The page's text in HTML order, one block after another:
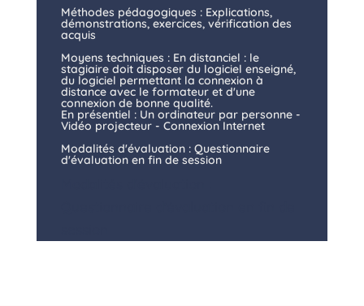
Méthodes pédagogiques : Explications,
démonstrations, exercices, vérification des
acquis
Moyens techniques : En distanciel : le
stagiaire doit disposer du logiciel enseigné,
du logiciel permettant la connexion à
distance avec le formateur et d'une
connexion de bonne qualité.
En présentiel : Un ordinateur par personne -
Vidéo projecteur - Connexion Internet
Modalités d'évaluation : Questionnaire
d'évaluation en fin de session